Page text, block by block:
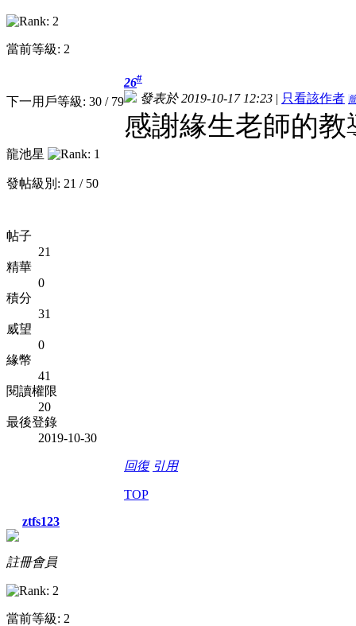
當前等級: 2
下一用戶等級: 30 / 79
龍池星
發帖級別: 21 / 50
帖子
21
精華
0
積分
31
威望
0
緣幣
41
閱讀權限
20
最後登錄
2019-10-30
26#
發表於 2019-10-17 12:23 | 只看該作者
感謝緣生老師的教
回復 引用
TOP
ztfs123
註冊會員
當前等級: 2